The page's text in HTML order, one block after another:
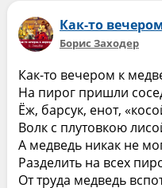
Как-то
Борис Заходер
Как-то вечером к
На пирог пришли
Ёж, барсук, енот,
Волк с плутовкою
А медведь никак не
Разделить на всех
От труда медведь